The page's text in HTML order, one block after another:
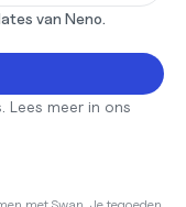
van Neno.